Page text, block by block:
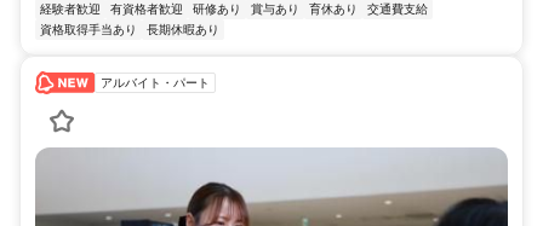
経験者歓迎
有資格者歓迎 研修あり 賞与あり 育休あり
交通費支給
資格取得手当あり
長期休暇あり
アルバイト・パート